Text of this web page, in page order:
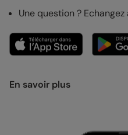
Une question ?
En savoir plus